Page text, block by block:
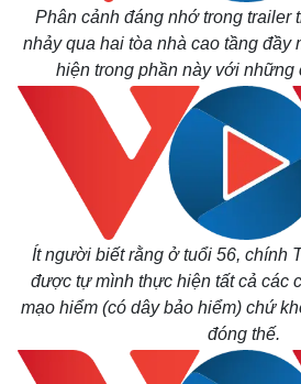
Phân cảnh đáng nhớ trong trailer
nhảy qua hai tòa nhà cao tầng đầy
hiện trong phần này với những
Ít người biết rằng ở tuổi 56, chính
được tự mình thực hiện tất cả các
mạo hiểm (có dây bảo hiểm) chứ
đóng thế.